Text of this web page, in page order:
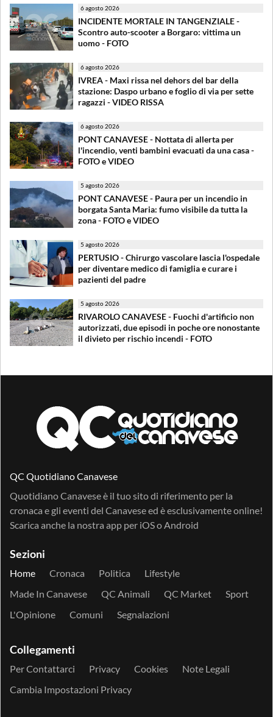
6 agosto 2026
INCIDENTE MORTALE IN TANGENZIALE -
Scontro auto-scooter a Borgaro: vittima un
uomo - FOTO
6 agosto 2026
IVREA - Maxi rissa nel dehors del bar della
stazione: Daspo urbano e foglio di via per sette
ragazzi - VIDEO RISSA
6 agosto 2026
PONT CANAVESE - Nottata di allerta per
l'incendio, venti bambini evacuati da una casa -
FOTO e VIDEO
5 agosto 2026
PONT CANAVESE - Paura per un incendio in
borgata Santa Maria: fumo visibile da tutta la
zona - FOTO e VIDEO
5 agosto 2026
PERTUSIO - Chirurgo vascolare lascia l'ospedale
per diventare medico di famiglia e curare i
pazienti del padre
5 agosto 2026
RIVAROLO CANAVESE - Fuochi d'artificio non
autorizzati, due episodi in poche ore nonostante
il divieto per rischio incendi - FOTO
QC Quotidiano Canavese
Quotidiano Canavese è il tuo sito di riferimento per la
cronaca e gli eventi del Canavese ed è esclusivamente online!
Scarica anche la nostra app per iOSoAndroid
Sezioni
Home Cronaca Politica
Lifestyle
Made In Canavese
QC Animali QC Market
Sport
L'Opinione
Comuni Segnalazioni
Collegamenti
Per Contattarci Privacy Cookies
Note Legali
Cambia Impostazioni Privacy